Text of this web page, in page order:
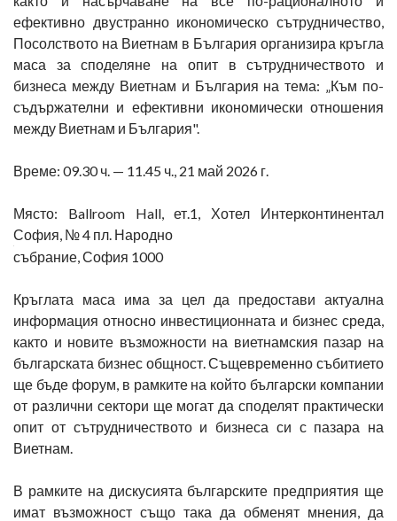
ефективно двустранно икономическо сътрудничество,
Посолството на Виетнам в България организира кръгла
маса за споделяне на опит в сътрудничеството и
бизнеса между Виетнам и България на тема: „Към по-
съдържателни и ефективни икономически отношения
между Виетнам и България".
Време: 09.30 ч. — 11.45 ч., 21 май 2026 г.
Място: Ballroom Hall, ет.1, Хотел Интерконтинентал
София, № 4 пл. Народно
събрание, София 1000
Кръглата маса има за цел да предостави актуална
информация относно инвестиционната и бизнес среда,
както и новите възможности на виетнамския пазар на
българската бизнес общност. Същевременно събитието
ще бъде форум, в рамките на който български компании
от различни сектори ще могат да споделят практически
опит от сътрудничеството и бизнеса си с пазара на
Виетнам.
В рамките на дискусията българските предприятия ще
имат възможност също така да обменят мнения, да